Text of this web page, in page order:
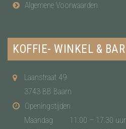
Algemene Voorwaarden
KOFFIE- WINKEL & BAR
Laanstraat 49
3743 BB Baarn
Openingstijden
Maandag
11.00 – 17.30 uur